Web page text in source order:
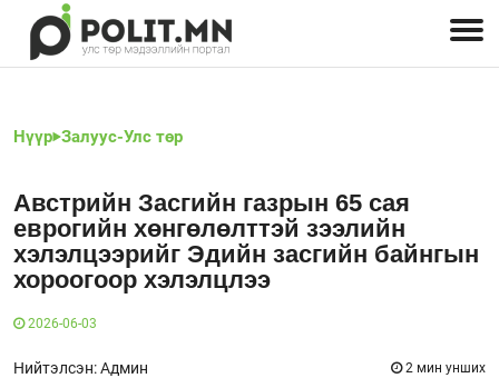
Нүүр Залуус-Улс төр
Австрийн Засгийн газрын 65 сая
еврогийн хөнгөлөлттэй зээлийн
хэлэлцээрийг Эдийн засгийн байнгын
хороогоор хэлэлцлээ
2026-06-03
Нийтэлсэн: Админ 2 мин унших